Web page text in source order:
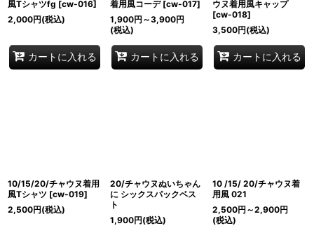
風Tシャツfg [cw-016]
2,000円(税込)
カートに入れる
着用風コーデ [cw-017]
1,900円 ～3,900円
(税込)
カートに入れる
ウヌ着用風キャップ
[cw-018]
3,500円(税込)
カートに入れる
10/15/20/チャウヌ着用
風Tシャツ [cw-019]
2,500円(税込)
20/チャウヌぬいちゃん
に シックスパックベス
ト
1,900円(税込)
10 /15/ 20/チャウヌ着
用風 021
2,500円 ～2,900円
(税込)